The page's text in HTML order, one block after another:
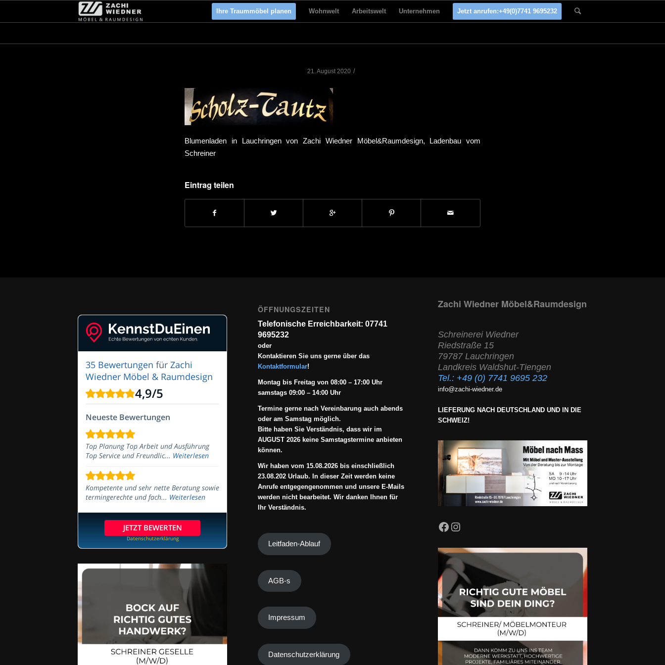
Ihre Traummöbel planen Wohnwelt Arbeitswelt Unternehmen Jetzt anrufen:+49(0)7741 9695232
21. August 2020 /
Blumenladen in Lauchringen von Zachi Wiedner Möbel&Raumdesign, Ladenbau vom
Schreiner
Eintrag teilen
35 Bewertungen für Zachi
Wiedner Möbel & Raumdesign
4,9/5
Neueste Bewertungen
Top Planung Top Arbeit und Ausführung
Top Service und Freundlic... Weiterlesen
Kompetente und sehr nette Beratung sowie
termingerechte und fach... Weiterlesen
JETZT BEWERTEN
Datenschutzerklärung
ÖFFNUNGSZEITEN
Telefonische Erreichbarkeit: 07741
9695232
oder
Kontaktieren Sie uns gerne über das
Kontaktformular!
Montag bis Freitag von 08:00 – 17:00 Uhr
samstags 09:00 – 14:00 Uhr
Termine gerne nach Vereinbarung auch abends
oder am Samstag möglich.
Bitte haben Sie Verständnis, dass wir im
AUGUST 2026 keine Samstagstermine anbieten
können.
Wir haben vom 15.08.2026 bis einschließlich
23.08.202 Urlaub. In dieser Zeit werden keine
Anrufe entgegengenommen und unsere E-Mails
werden nicht bearbeitet. Wir danken Ihnen für
Ihr Verständnis.
Leitfaden-Ablauf
AGB-s
Impressum
Datenschutzerklärung
Zachi Wiedner Möbel&Raumdesign
Schreinerei Wiedner
Riedstraße 15
79787 Lauchringen
Landkreis Waldshut-Tiengen
Tel.: +49 (0) 7741 9695 232
info@zachi-wiedner.de
LIEFERUNG NACH DEUTSCHLAND UND IN DIE
SCHWEIZ!
Facebook
Instagram